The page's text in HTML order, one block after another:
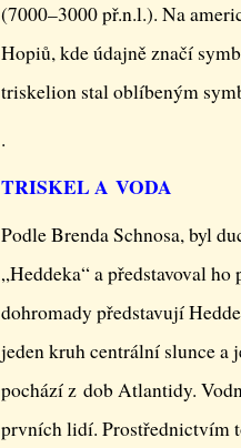
(7000–3000 př.n.l.). Na
Hopiů, kde údajně značí
triskelion stal oblíbeným
.
TRISKEL A VODA
Podle Brenda Schnosa, byl
„Heddeka“ a představoval
dohromady představují
jeden kruh centrální slunce a
pochází z dob Atlantidy.
prvních lidí. Prostřednictvím